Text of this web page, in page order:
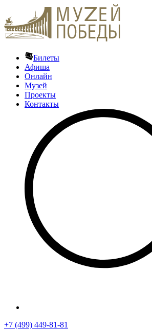
Билеты
Афиша
Онлайн
Музей
Проекты
Контакты
+7 (499) 449-81-81